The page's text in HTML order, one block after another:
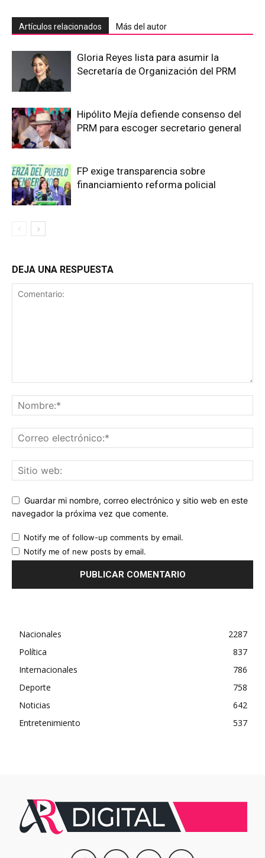
Artículos relacionados Más del autor
Gloria Reyes lista para asumir la
Secretaría de Organización del PRM
Hipólito Mejía defiende consenso del
PRM para escoger secretario general
FP exige transparencia sobre
financiamiento reforma policial
DEJA UNA RESPUESTA
Guardar mi nombre, correo electrónico y sitio web en este
navegador la próxima vez que comente.
Notify me of follow-up comments by email.
Notify me of new posts by email.
Nacionales
2287
Política
837
Internacionales
786
Deporte
758
Noticias
642
Entretenimiento
537